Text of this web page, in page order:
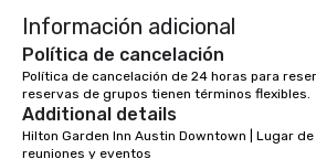
Información adicional
Política de cancelación
Política de cancelación de 24 horas para
reservas de grupos tienen términos flexibles.
Additional details
Hilton Garden Inn Austin Downtown | Lugar
reuniones y eventos